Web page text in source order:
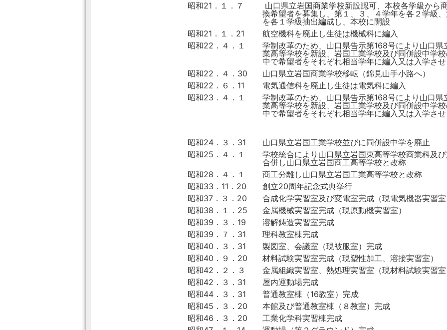
昭和21．１．７
山口県立岩国商業学校新設認可、本校各学級から
換希望者を募集し、第１、３、４学年を各２学級
を各１学級抽出編成し、本校に開設
昭和21．１．21
航空機科を廃止し生徒は機械科に編入
昭和22．４．１
学制改革のため、山口県告示第168号により山口県
業高等学校を新設、岩国工業学校及び同併設中学
中で希望者をそれぞれ相当学年に編入又は入学さ
昭和22．４．30
山口県立岩国商業学校移転（錦見山手小路へ）
昭和22．６．11
電気通信科を廃止し生徒は電気科に編入
昭和23．４．１
学制改革のため、山口県告示第168号により山口県
業高等学校を新設、岩国工業学校及び同併設中学
中で希望者をそれぞれ相当学年に編入又は入学さ
昭和24．３．31
山口県立岩国工業学校並びに同併設中学を廃止
昭和25．４．１
学校統合により山口県立岩国東高等学校商業科及
合併し山口県立岩国商工高等学校と改称
昭和28．４．１
商工分離し山口県立岩国工業高等学校と改称
昭和33．11．20
創立20周年記念式典挙行
昭和37．３．20
合成化学実習室及び変電室完成（現電気機器実習
昭和38．１．25
金属機械実習室完成（現原動機実習室）
昭和39．３．19
溶解鋳造実習室完成
昭和39．７．31
理科教室棟完成
昭和40．３．31
製図室、会議室（現被服室）完成
昭和40．９．20
材料試験実習室完成（現塑性加工、溶接実習室）
昭和42．２．３
金属組織実習室、熱処理実習室（現材料試験実習
昭和42．３．31
屋内運動場完成
昭和44．３．31
普通教室棟（16教室）完成
昭和45．３．20
本館及び普通教室棟（８教室）完成
昭和46．３．20
工業化学科実習棟完成